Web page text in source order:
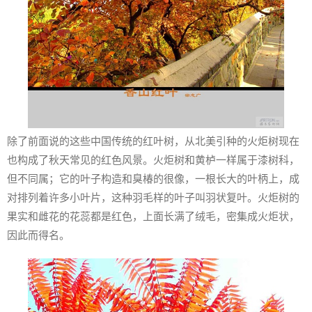
除了前面说的这些中国传统的红叶树，从北美引种的火炬树现在
也构成了秋天常见的红色风景。火炬树和黄栌一样属于漆树科，
但不同属；它的叶子构造和臭椿的很像，一根长大的叶柄上，成
对排列着许多小叶片，这种羽毛样的叶子叫羽状复叶。火炬树的
果实和雌花的花蕊都是红色，上面长满了绒毛，密集成火炬状，
因此而得名。